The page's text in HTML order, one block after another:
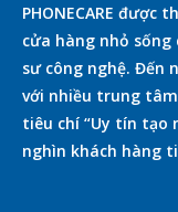
PHONECARE
cửa hàng nhỏ
sư công nghệ. Đến
với nhiều trung
tiêu chí “Uy tín tạo
nghìn khách hàng